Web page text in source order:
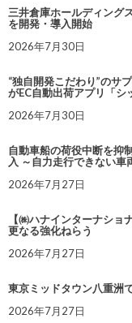
三井倉庫ホールディング
を開発・導入開始
2026年7月30日
“独自開発こだわり”のサ
がEC自動出荷アプリ「シ
2026年7月30日
自動車船の荷役中断を抑
入 ～自力走行できない車
2026年7月27日
【㈱ハナインターナシ
更なる強化ねらう
2026年7月27日
東京ミッドタウン八重洲
2026年7月27日